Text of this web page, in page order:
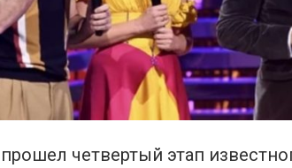
четвертый этап